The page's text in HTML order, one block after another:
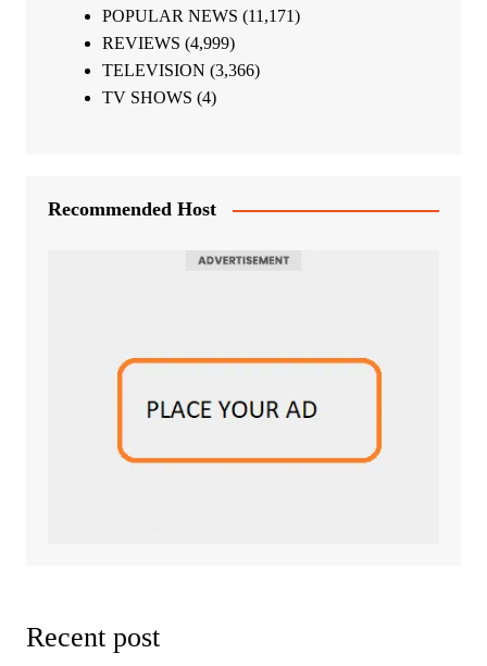
POPULAR NEWS (11,171)
REVIEWS (4,999)
TELEVISION (3,366)
TV SHOWS (4)
Recommended Host
Recent post